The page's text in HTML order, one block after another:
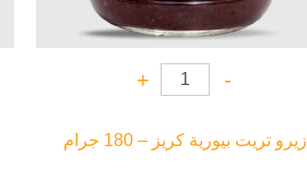
-
+
زيرو تريت بيورية كريز – 180 جرام